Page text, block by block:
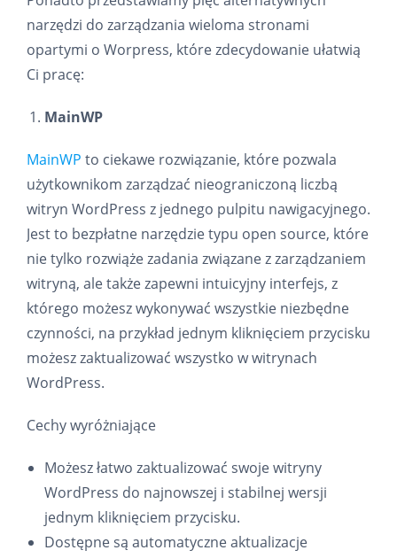
narzędzi do zarządzania wieloma stronami
opartymi o Worpress, które zdecydowanie ułatwią
Ci pracę:
MainWP
MainWP to ciekawe rozwiązanie, które pozwala
użytkownikom zarządzać nieograniczoną liczbą
witryn WordPress z jednego pulpitu nawigacyjnego.
Jest to bezpłatne narzędzie typu open source, które
nie tylko rozwiąże zadania związane z zarządzaniem
witryną, ale także zapewni intuicyjny interfejs, z
którego możesz wykonywać wszystkie niezbędne
czynności, na przykład jednym kliknięciem przycisku
możesz zaktualizować wszystko w witrynach
WordPress.
Cechy wyróżniające
Możesz łatwo zaktualizować swoje witryny
WordPress do najnowszej i stabilnej wersji
jednym kliknięciem przycisku.
Dostępne są automatyczne aktualizacje